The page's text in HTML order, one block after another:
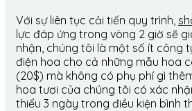
Với sự liên tục cải tiến quy trình,
lực đáp ứng trong vòng 2 giờ sẽ
nhận, chúng tôi là một số ít công
điện hoa cho cả những mẫu hoa
(20$) mà không có phụ phí gì
hoa tươi của chúng tôi có xác
thiểu 3 ngày trong điều kiện bình